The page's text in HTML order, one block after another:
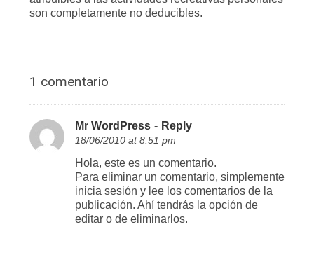
son completamente no deducibles.
1 comentario
Mr WordPress - Reply
18/06/2010 at 8:51 pm
Hola, este es un comentario.
Para eliminar un comentario, simplemente
inicia sesión y lee los comentarios de la
publicación. Ahí tendrás la opción de
editar o de eliminarlos.